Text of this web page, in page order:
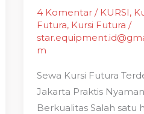
4 Komentar / KURSI,
Futura, Kursi Futura /
m
Sewa Kursi Futura
Jakarta Praktis
Berkualitas Salah satu